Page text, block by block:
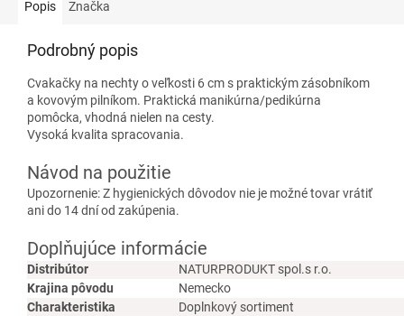
Popis Značka
Podrobný popis
Cvakačky na nechty o veľkosti 6 cm s praktickým zásobníkom
a kovovým pilníkom. Praktická manikúrna/pedikúrna
pomôcka, vhodná nielen na cesty.
Vysoká kvalita spracovania.
Návod na použitie
Upozornenie: Z hygienických dôvodov nie je možné tovar vrátiť
ani do 14 dní od zakúpenia.
Doplňujúce informácie
Distribútor
NATURPRODUKT spol.s r.o.
Krajina pôvodu
Nemecko
Charakteristika
Doplnkový sortiment